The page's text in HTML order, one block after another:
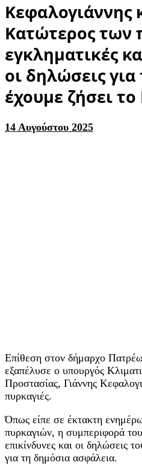
Κεφαλογιάννης
Κατώτερος των
εγκληματικές
οι δηλώσεις για
έχουμε ζήσει
14 Αυγούστου 2025
Επίθεση στον δήμαρχο
εξαπέλυσε ο υπουργός
Προστασίας, Γιάννης
πυρκαγιές.
Όπως είπε σε έκτακτη
πυρκαγιών, η συμπεριφορά
επικίνδυνες και οι δηλώσεις
για τη δημόσια ασφάλεια.